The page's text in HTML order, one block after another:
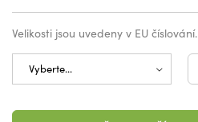
Velikosti jsou uvedeny v EU číslování.